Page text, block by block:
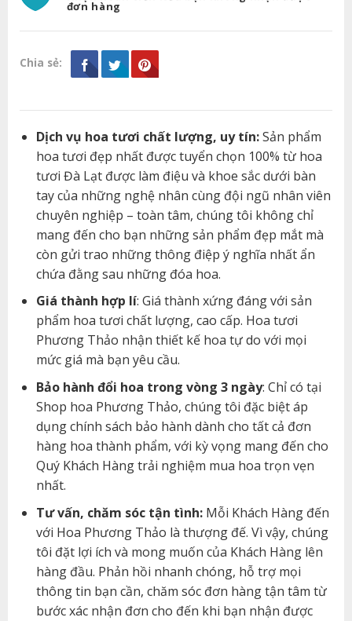
đơn hàng
Chia sẻ:
Dịch vụ hoa tươi chất lượng, uy tín:Sản phẩm
hoa tươi đẹp nhất được tuyển chọn 100% từ hoa
tươi Đà Lạt được làm điệu và khoe sắc dưới bàn
tay của những nghệ nhân cùng đội ngũ nhân viên
chuyên nghiệp – toàn tâm, chúng tôi không chỉ
mang đến cho bạn những sản phẩm đẹp mắt mà
còn gửi trao những thông điệp ý nghĩa nhất ẩn
chứa đằng sau những đóa hoa.
Giá thành hợp lí: Giá thành xứng đáng với sản
phẩm hoa tươi chất lượng, cao cấp. Hoa tươi
Phương Thảo nhận thiết kế hoa tự do với mọi
mức giá mà bạn yêu cầu.
Bảo hành đổi hoa trong vòng 3 ngày: Chỉ có tại
Shop hoa Phương Thảo, chúng tôi đặc biệt áp
dụng chính sách bảo hành dành cho tất cả đơn
hàng hoa thành phẩm, với kỳ vọng mang đến cho
Quý Khách Hàng trải nghiệm mua hoa trọn vẹn
nhất.
Tư vấn, chăm sóc tận tình:Mỗi Khách Hàng đến
với Hoa Phương Thảo là thượng đế. Vì vậy, chúng
tôi đặt lợi ích và mong muốn của Khách Hàng lên
hàng đầu. Phản hồi nhanh chóng, hỗ trợ mọi
thông tin bạn cần, chăm sóc đơn hàng tận tâm từ
bước xác nhận đơn cho đến khi bạn nhận được